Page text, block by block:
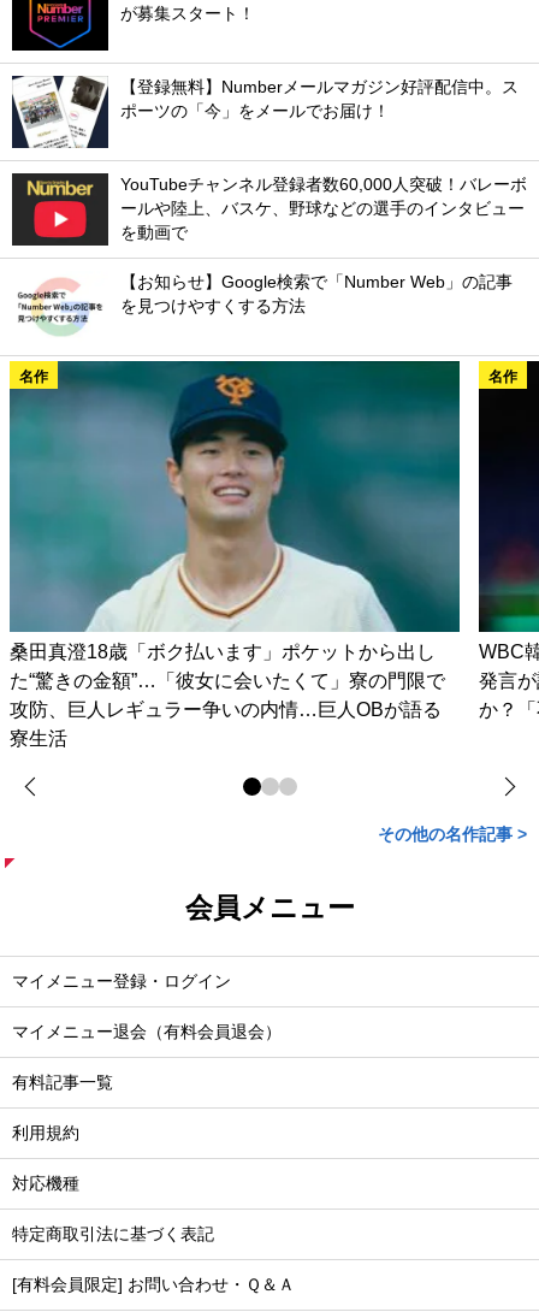
が募集スタート！
【登録無料】Numberメールマガジン好評配信中。ス
ポーツの「今」をメールでお届け！
YouTubeチャンネル登録者数60,000人突破！バレーボ
ールや陸上、バスケ、野球などの選手のインタビュー
を動画で
【お知らせ】Google検索で「Number Web」の記事
を見つけやすくする方法
名作
桑田真澄18歳「ボク払います」ポケットから出し
た“驚きの金額”…「彼女に会いたくて」寮の門限で
攻防、巨人レギュラー争いの内情…巨人OBが語る
寮生活
名作
WBC
発言
か？
その他の名作記事 >
会員メニュー
マイメニュー登録・ログイン
マイメニュー退会（有料会員退会）
有料記事一覧
利用規約
対応機種
特定商取引法に基づく表記
[有料会員限定] お問い合わせ・Ｑ＆Ａ